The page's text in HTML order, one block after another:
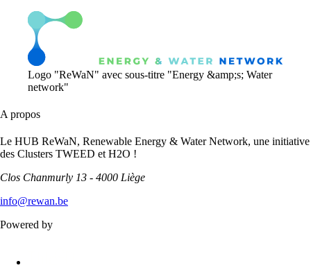
Logo "ReWaN" avec sous-titre "Energy &amp;s; Water
network"
A propos
Le HUB ReWaN, Renewable Energy & Water Network, une initiative
des Clusters TWEED et H2O !
Clos Chanmurly 13 - 4000 Liège
info@rewan.be
Powered by